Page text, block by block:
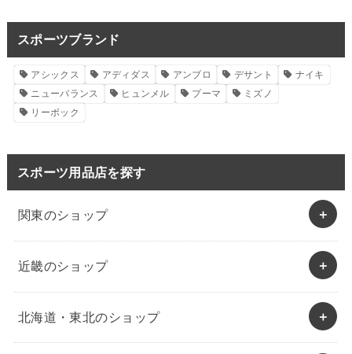
スポーツブランド
アシックス アディダス アンブロ デサント
ナイキ
ニューバランス
ヒュンメル プーマ
ミズノ
リーボック
スポーツ用品店を探す
関東のショップ
近畿のショップ
北海道・東北のショップ